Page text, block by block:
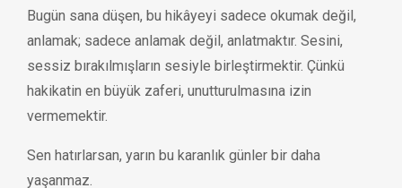
Bugün sana düşen, bu hikâyeyi sadece okumak değil,
anlamak; sadece anlamak değil, anlatmaktır. Sesini,
sessiz bırakılmışların sesiyle birleştirmektir. Çünkü
hakikatin en büyük zaferi, unutturulmasına izin
vermemektir.
Sen hatırlarsan, yarın bu karanlık günler bir daha
yaşanmaz.